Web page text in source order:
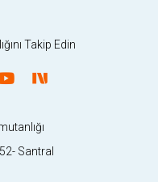
Takip Edin
Santral